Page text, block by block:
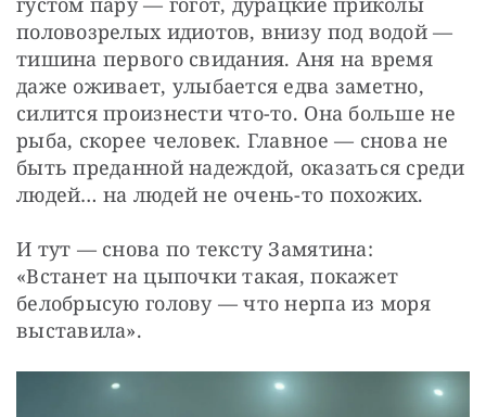
половозрелых идиотов, внизу под водой —
тишина первого свидания. Аня на время
даже оживает, улыбается едва заметно,
силится произнести что-то. Она больше не
рыба, скорее человек. Главное — снова не
быть преданной надеждой, оказаться среди
людей… на людей не очень-то похожих.
И тут — снова по тексту Замятина:
«Встанет на цыпочки такая, покажет
белобрысую голову — что нерпа из моря
выставила».